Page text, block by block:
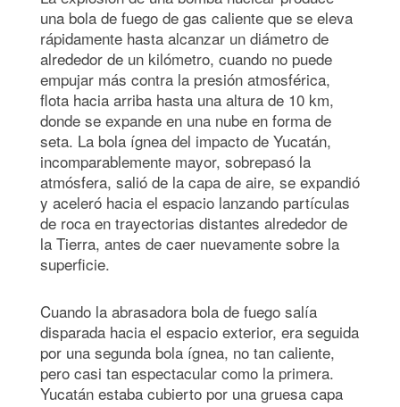
una bola de fuego de gas caliente que se eleva
rápidamente hasta alcanzar un diámetro de
alrededor de un kilómetro, cuando no puede
empujar más contra la presión atmosférica,
flota hacia arriba hasta una altura de 10 km,
donde se expande en una nube en forma de
seta. La bola ígnea del impacto de Yucatán,
incomparablemente mayor, sobrepasó la
atmósfera, salió de la capa de aire, se expandió
y aceleró hacia el espacio lanzando partículas
de roca en trayectorias distantes alrededor de
la Tierra, antes de caer nuevamente sobre la
superficie.
Cuando la abrasadora bola de fuego salía
disparada hacia el espacio exterior, era seguida
por una segunda bola ígnea, no tan caliente,
pero casi tan espectacular como la primera.
Yucatán estaba cubierto por una gruesa capa